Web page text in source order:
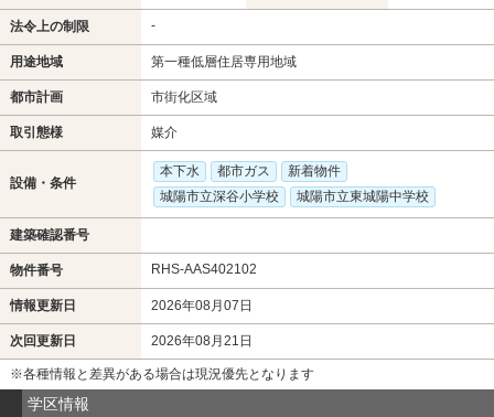
法令上の制限 -
用途地域 第一種低層住居専用地域
都市計画 市街化区域
取引態様 媒介
設備・条件
本下水 都市ガス
新着物件
城陽市立深谷小学校
城陽市立東城陽中学校
建築確認番号
物件番号 RHS-AAS402102
情報更新日 2026年08月07日
次回更新日 2026年08月21日
※各種情報と差異がある場合は現況優先となります
学区情報